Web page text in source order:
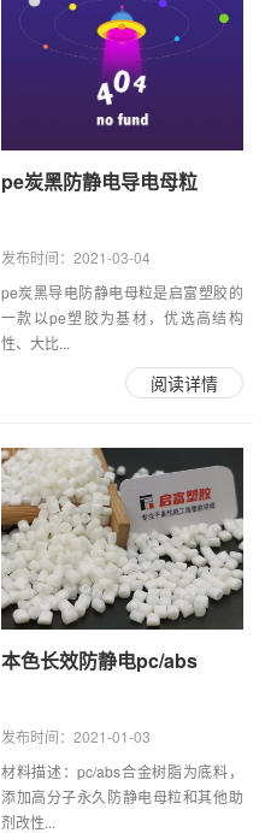
pe炭黑防静电导电母粒
发布时间：2021-03-04
pe炭黑导电防静电母粒是启富塑胶的
一款以pe塑胶为基材，优选高结构
性、大比...
阅读详情
本色长效防静电pc/abs
发布时间：2021-01-03
材料描述：pc/abs合金树脂为底料，
添加高分子永久防静电母粒和其他助
剂改性...